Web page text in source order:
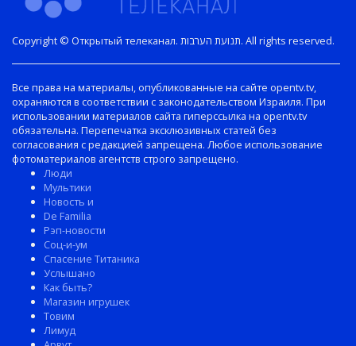
Copyright © Открытый телеканал. תנועת הערבות. All rights reserved.
Все права на материалы, опубликованные на сайте opentv.tv,
охраняются в соответствии с законодательством Израиля. При
использовании материалов сайта гиперссылка на opentv.tv
обязательна. Перепечатка эксклюзивных статей без
согласования с редакцией запрещена. Любое использование
фотоматериалов агентств строго запрещено.
Люди
Мультики
Новость и
De Familia
Рэп-новости
Соц-и-ум
Спасение Титаника
Услышано
Как быть?
Магазин игрушек
Товим
Лимуд